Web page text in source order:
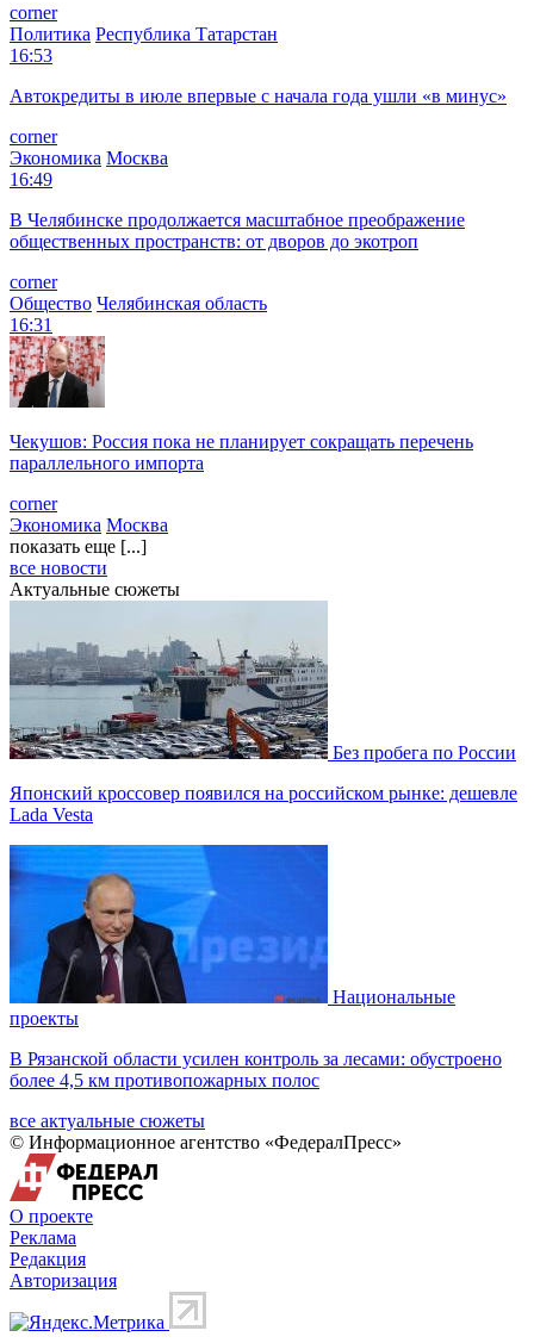
corner
Политика Республика Татарстан
16:53
Автокредиты в июле впервые с начала года ушли «в минус»
corner
Экономика Москва
16:49
В Челябинске продолжается масштабное преображение
общественных пространств: от дворов до экотроп
corner
Общество Челябинская область
16:31
Чекушов: Россия пока не планирует сокращать перечень
параллельного импорта
corner
Экономика Москва
показать еще [...]
все новости
Актуальные сюжеты
Без пробега по России
Японский кроссовер появился на российском рынке: дешевле
Lada Vesta
Национальные
проекты
В Рязанской области усилен контроль за лесами: обустроено
более 4,5 км противопожарных полос
все актуальные сюжеты
© Информационное агентство «ФедералПресс»
О проекте
Реклама
Редакция
Авторизация